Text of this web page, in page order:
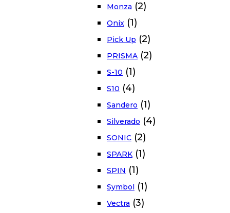
Monza (2)
Onix (1)
Pick Up (2)
PRISMA (2)
S-10 (1)
S10 (4)
Sandero (1)
Silverado (4)
SONIC (2)
SPARK (1)
SPIN (1)
Symbol (1)
Vectra (3)